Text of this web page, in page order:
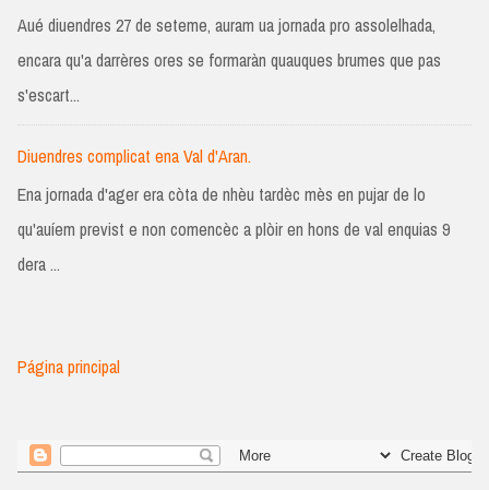
Aué diuendres 27 de seteme, auram ua jornada pro assolelhada,
encara qu'a darrères ores se formaràn quauques brumes que pas
s'escart...
Diuendres complicat ena Val d'Aran.
Ena jornada d'ager era còta de nhèu tardèc mès en pujar de lo
qu'auíem previst e non comencèc a plòir en hons de val enquias 9
dera ...
Página principal